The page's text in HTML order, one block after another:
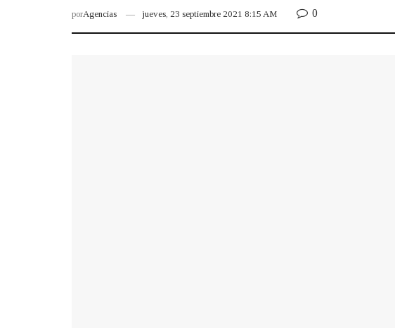
porAgencias jueves, 23 septiembre 2021 8:15 AM 0